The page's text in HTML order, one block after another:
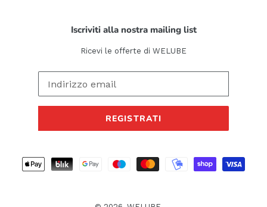
Iscriviti alla nostra mailing list
Ricevi le offerte di WELUBE
REGISTRATI
pagamento